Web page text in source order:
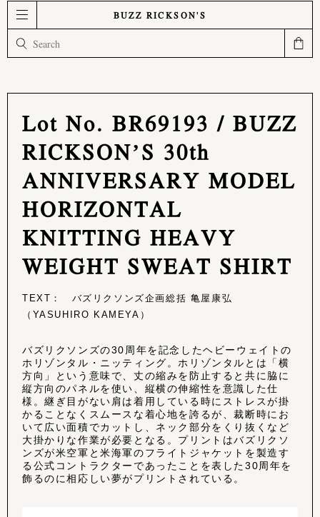
BUZZ RICKSON'S
Lot No. BR69193 / BUZZ
RICKSON’S 30th
ANNIVERSARY MODEL
HORIZONTAL
KNITTING HEAVY
WEIGHT SWEAT SHIRT
TEXT： バズリクソンズ企画総括 亀屋康弘
（YASUHIRO KAMEYA）
バズリクソンズの30周年を記念したヘビーウェイトの
ホリゾンタル・ニッティング。ホリゾンタルとは「横
方向」という意味で、丈の縮みを防止すると共に脇に
縦方向のパネルを使い、縦横の伸縮性を意識した仕
様。継ぎ目がない肩は着用している時にストレスが掛
かることなくスムースな着心地を誇るが、裁断時にお
いて広い面積でカットし、ネック部分をくり抜くなど
大掛かりな作業が必要となる。プリントはバズリクソ
ンズが米空軍と米海軍のフライトジャケットを製造す
る公式コントラクターであったことを表した30周年を
飾るのに相応しい夢がプリントされている。